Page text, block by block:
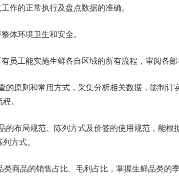
作的正常执行及盘点数据的准确。
体环境卫生和安全。
员工能实施生鲜各自区域的所有流程，审阅各部
的原则和常用方式，采集分析相关数据，能制订
。
的布局规范、陈列方式及价签的使用规范，能
方式。
类商品的销售占比、毛利占比，掌握生鲜品类的